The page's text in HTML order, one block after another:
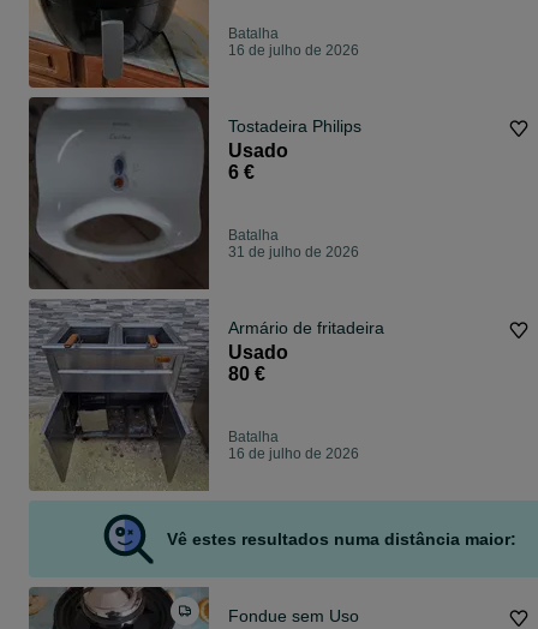
Batalha
16 de julho de 2026
Tostadeira Philips
Usado
6 €
Batalha
31 de julho de 2026
Armário de fritadeira
Usado
80 €
Batalha
16 de julho de 2026
Vê estes resultados numa distância maior:
Fondue sem Uso